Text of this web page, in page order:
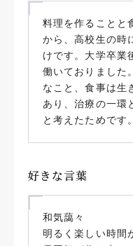
料理を作ることと
から、高校生の時
けです。大学卒業
働いておりました
なこと、食事は生
あり、治療の一環
と考えたためです。
好きな言葉
和気藹々
明るく楽しい時間